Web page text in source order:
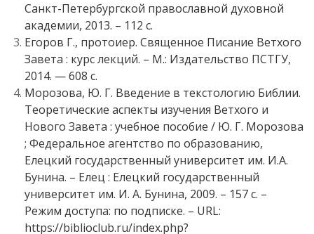
Санкт-Петербургской православной духовной
академии, 2013. – 112 с.
Егоров Г., протоиер. Священное Писание Ветхого
Завета : курс лекций. – М.: Издательство ПСТГУ,
2014. — 608 с.
Морозова, Ю. Г. Введение в текстологию Библии.
Теоретические аспекты изучения Ветхого и
Нового Завета : учебное пособие / Ю. Г. Морозова
; Федеральное агентство по образованию,
Елецкий государственный университет им. И.А.
Бунина. – Елец : Елецкий государственный
университет им. И. А. Бунина, 2009. – 157 с. –
Режим доступа: по подписке. – URL:
https://biblioclub.ru/index.php?